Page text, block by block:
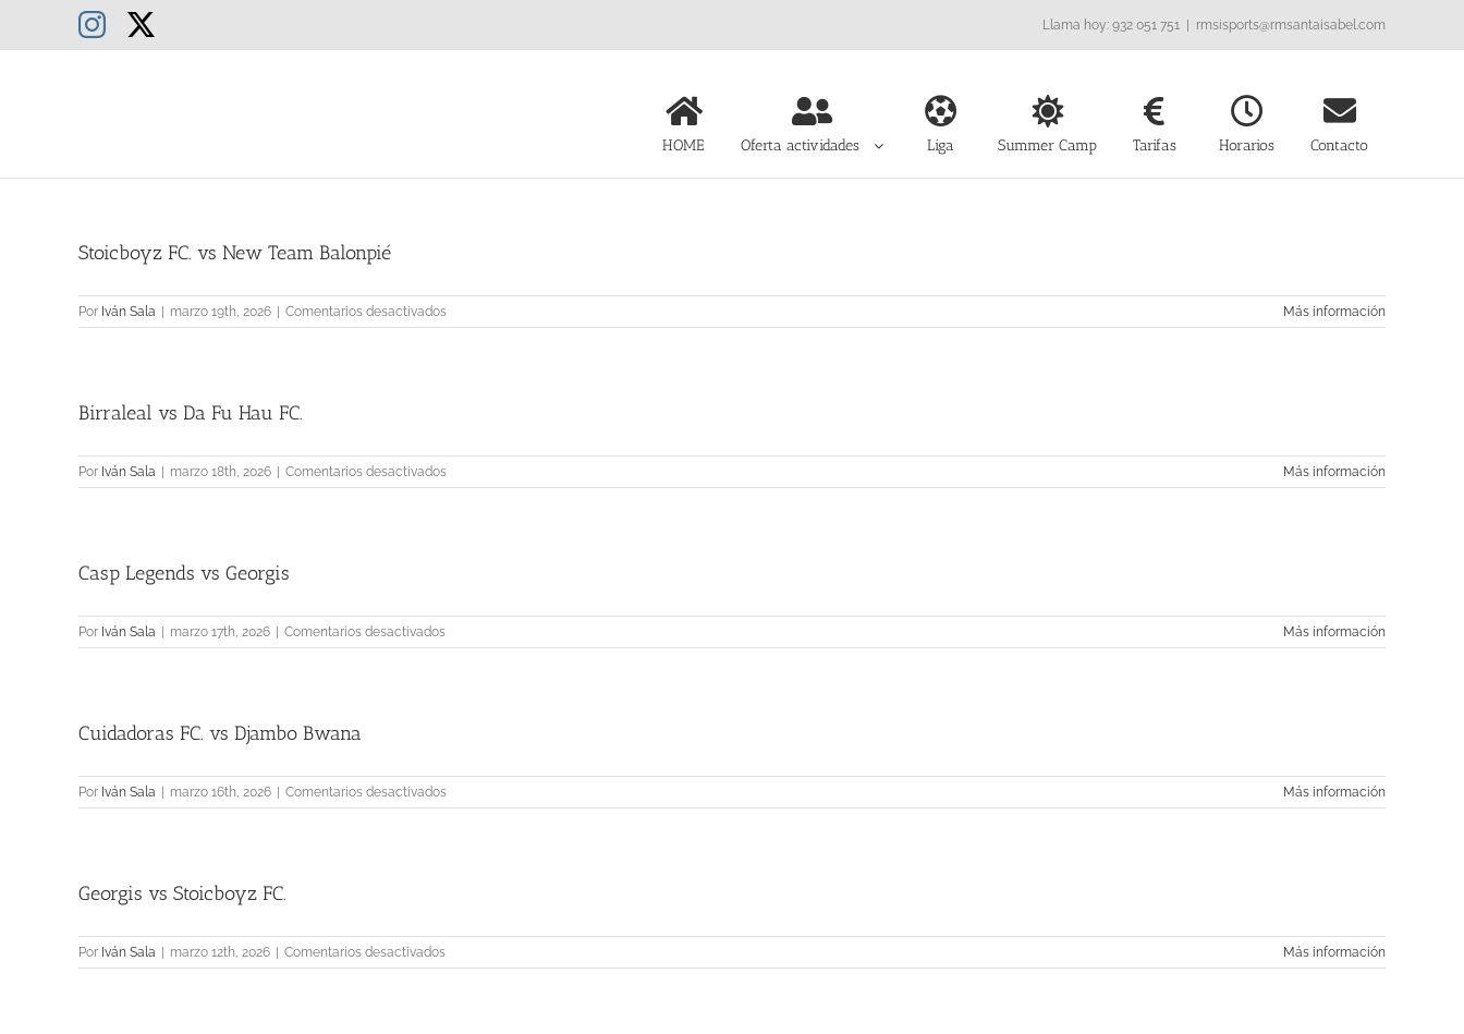
contenido
Llama hoy: 932 051 751 | rmsisports@rmsantaisabel.com
Instagram
HOME Oferta actividades Liga Summer Camp Tarifas Horarios Contacto
Stoicboyz FC. vs New Team Balonpié
Por Iván Sala | marzo 19th, 2026 | Comentarios desactivadosen
Stoicboyz
Más información
Birraleal vs Da Fu Hau FC.
Por Iván Sala | marzo 18th, 2026 | Comentarios desactivadosen
Birraleal
Más información
Casp Legends vs Georgis
Por Iván Sala | marzo 17th, 2026 | Comentarios desactivadosen
Casp
Más información
Cuidadoras FC. vs Djambo Bwana
Por Iván Sala | marzo 16th, 2026 | Comentarios desactivadosen
Cuidadoras
Más información
Georgis vs Stoicboyz FC.
Por Iván Sala | marzo 12th, 2026 | Comentarios desactivadosen
Georgis
Más información